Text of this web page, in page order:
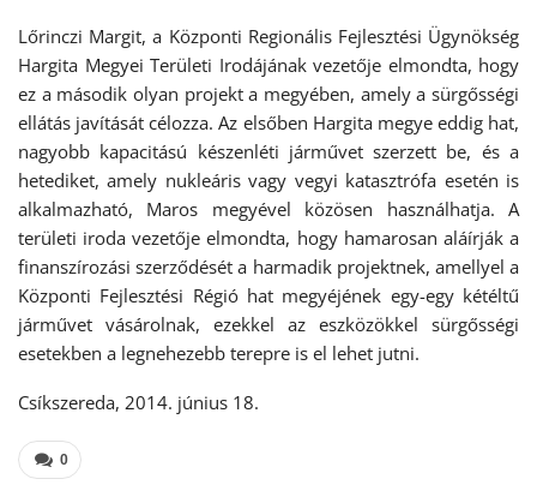
Lőrinczi Margit, a Központi Regionális Fejlesztési Ügynökség
Hargita Megyei Területi Irodájának vezetője elmondta, hogy
ez a második olyan projekt a megyében, amely a sürgősségi
ellátás javítását célozza. Az elsőben Hargita megye eddig hat,
nagyobb kapacitású készenléti járművet szerzett be, és a
hetediket, amely nukleáris vagy vegyi katasztrófa esetén is
alkalmazható, Maros megyével közösen használhatja. A
területi iroda vezetője elmondta, hogy hamarosan aláírják a
finanszírozási szerződését a harmadik projektnek, amellyel a
Központi Fejlesztési Régió hat megyéjének egy-egy kétéltű
járművet vásárolnak, ezekkel az eszközökkel sürgősségi
esetekben a legnehezebb terepre is el lehet jutni.
Csíkszereda, 2014. június 18.
0